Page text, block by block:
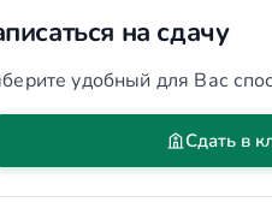
на сдачу
удобный для Вас
Сдать в